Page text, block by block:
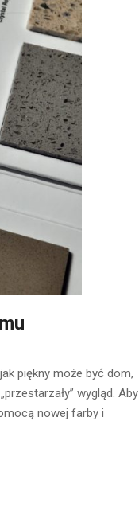
piękny może być dom,
wygląd. Aby
nowej farby i